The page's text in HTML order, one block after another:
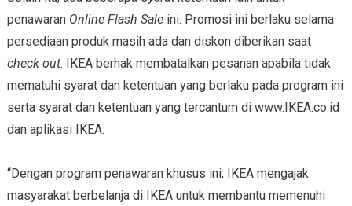
penawaran Online Flash Saleini. Promosi ini berlaku selama
persediaan produk masih ada dan diskon diberikan saat
check out. IKEA berhak membatalkan pesanan apabila tidak
mematuhi syarat dan ketentuan yang berlaku pada program ini
serta syarat dan ketentuan yang tercantum di www.IKEA.co.id
dan aplikasi IKEA.
“Dengan program penawaran khusus ini, IKEA mengajak
masyarakat berbelanja di IKEA untuk membantu memenuhi